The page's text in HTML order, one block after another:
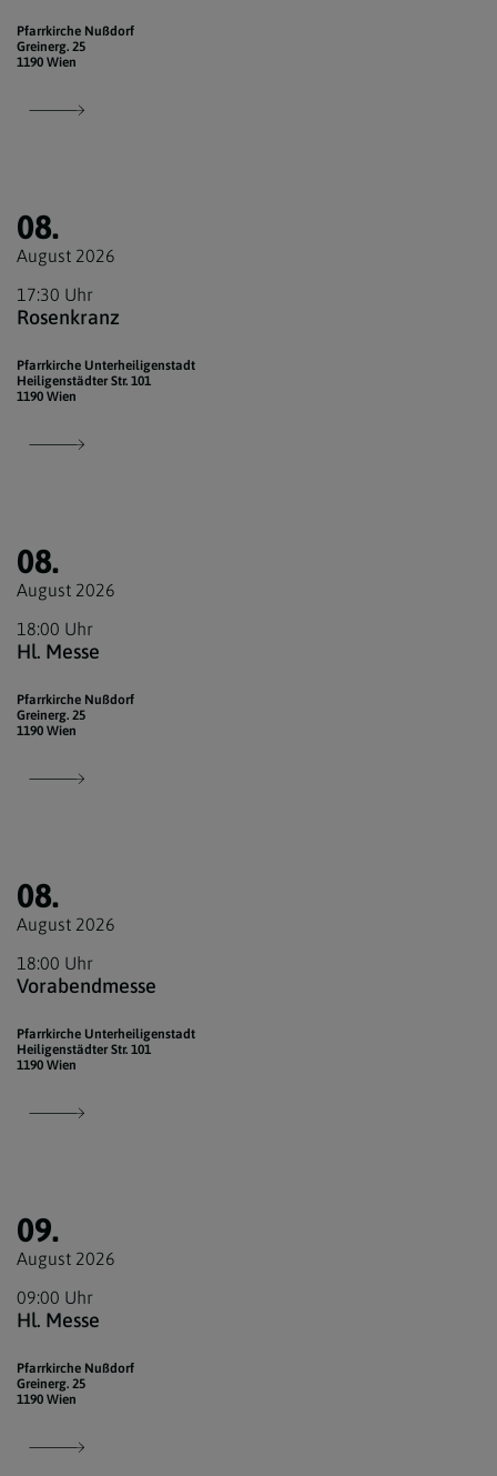
Pfarrkirche Nußdorf
Greinerg. 25
1190 Wien
08.
August 2026
17:30 Uhr
Rosenkranz
Pfarrkirche Unterheiligenstadt
Heiligenstädter Str. 101
1190 Wien
08.
August 2026
18:00 Uhr
Hl. Messe
Pfarrkirche Nußdorf
Greinerg. 25
1190 Wien
08.
August 2026
18:00 Uhr
Vorabendmesse
Pfarrkirche Unterheiligenstadt
Heiligenstädter Str. 101
1190 Wien
09.
August 2026
09:00 Uhr
Hl. Messe
Pfarrkirche Nußdorf
Greinerg. 25
1190 Wien